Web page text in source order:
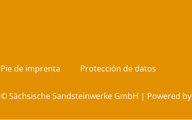
Pie de imprenta Protección de datos
© Sächsische Sandsteinwerke GmbH | Powered by